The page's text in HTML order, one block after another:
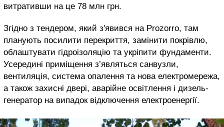
витративши на це 78 млн грн.
Згідно з тендером, який з'явився на Prozorro, там
планують посилити перекриття, замінити покрівлю,
облаштувати гідроізоляцію та укріпити фундаменти.
Усередині приміщення з’являться санвузли,
вентиляція, система опалення та нова електромережа,
а також захисні двері, аварійне освітлення і дизель-
генератор на випадок відключення електроенергії.